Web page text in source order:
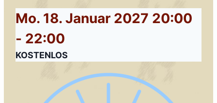
Mo. 18. Januar 2027 20:00
- 22:00
KOSTENLOS